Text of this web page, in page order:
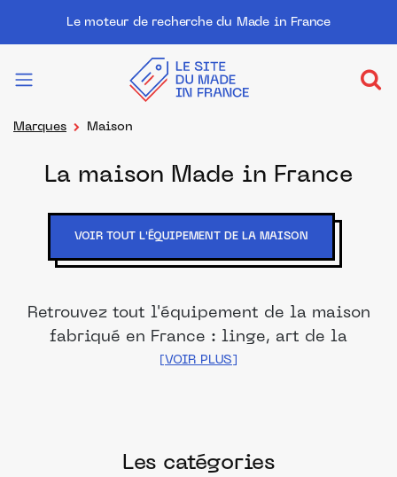
Le moteur de recherche du Made in France
Marques Maison
La maison Made in France
VOIR TOUT L'ÉQUIPEMENT DE LA MAISON
Retrouvez tout l'équipement de la maison
fabriqué en France : linge, art de la
table, décoration, meubles, jardin...
Les catégories